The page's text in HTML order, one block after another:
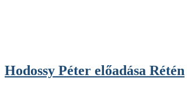
Hodossy Péter előadása Rétén